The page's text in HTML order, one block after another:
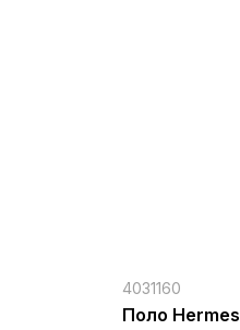
4031160
Поло Hermes